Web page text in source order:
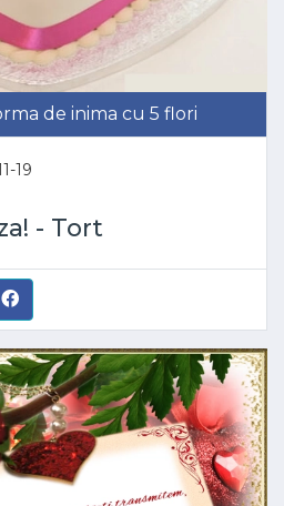
de inima cu 5 flori
19
- Tort